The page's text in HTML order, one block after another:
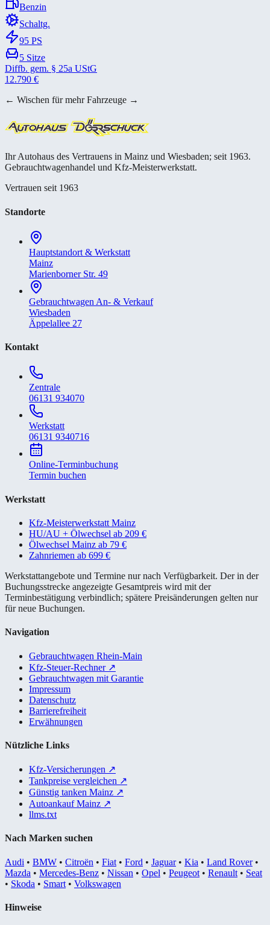
Benzin
Schaltg.
95 PS
5 Sitze
Diffb. gem. § 25a UStG
12.790 €
← Wischen für mehr Fahrzeuge →
Ihr Autohaus des Vertrauens in Mainz und Wiesbaden; seit 1963.
Gebrauchtwagenhandel und Kfz-Meisterwerkstatt.
Vertrauen seit 1963
Standorte
Hauptstandort & Werkstatt
Mainz
Marienborner Str. 49
Gebrauchtwagen An- & Verkauf
Wiesbaden
Äppelallee 27
Kontakt
Zentrale
06131 934070
Werkstatt
06131 9340716
Online-Terminbuchung
Termin buchen
Werkstatt
Kfz-Meisterwerkstatt Mainz
HU/AU + Ölwechsel ab 209 €
Ölwechsel Mainz ab 79 €
Zahnriemen ab 699 €
Werkstattangebote und Termine nur nach Verfügbarkeit. Der in der
Buchungsstrecke angezeigte Gesamtpreis wird mit der
Terminbestätigung verbindlich; spätere Preisänderungen gelten nur
für neue Buchungen.
Navigation
Gebrauchtwagen Rhein-Main
Kfz-Steuer-Rechner ↗
Gebrauchtwagen mit Garantie
Impressum
Datenschutz
Barrierefreiheit
Erwähnungen
Nützliche Links
Kfz-Versicherungen ↗
Tankpreise vergleichen ↗
Günstig tanken Mainz ↗
Autoankauf Mainz ↗
llms.txt
Nach Marken suchen
Audi • BMW • Citroën • Fiat • Ford • Jaguar• Kia • Land Rover•
Mazda • Mercedes-Benz • Nissan • Opel • Peugeot • Renault • Seat
• Skoda • Smart • Volkswagen
Hinweise